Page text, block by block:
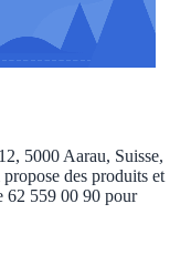
5000 Aarau, Suisse,
des produits et
62 559 00 90 pour